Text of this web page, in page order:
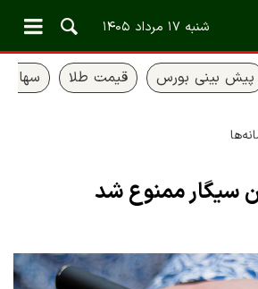
شنبه ۱۷ مرداد ۱۴۰۵
پیش بینی بورس قیمت طلا سهام
سیگار ممنوع شد